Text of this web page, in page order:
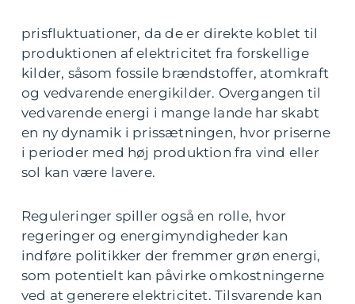
prisfluktuationer, da de er direkte koblet til
produktionen af elektricitet fra forskellige
kilder, såsom fossile brændstoffer, atomkraft
og vedvarende energikilder. Overgangen til
vedvarende energi i mange lande har skabt
en ny dynamik i prissætningen, hvor priserne
i perioder med høj produktion fra vind eller
sol kan være lavere.
Reguleringer spiller også en rolle, hvor
regeringer og energimyndigheder kan
indføre politikker der fremmer grøn energi,
som potentielt kan påvirke omkostningerne
ved at generere elektricitet. Tilsvarende kan